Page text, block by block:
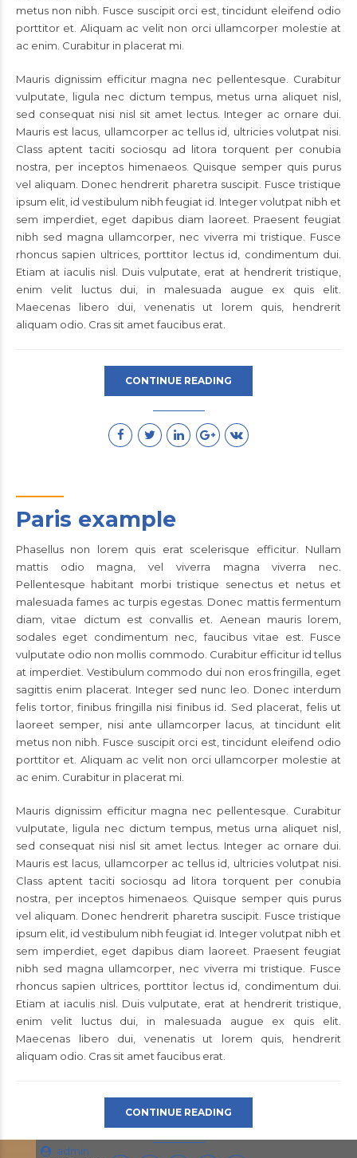
metus non nibh. Fusce suscipit orci est, tincidunt eleifend odio
porttitor et. Aliquam ac velit non orci ullamcorper molestie at
ac enim. Curabitur in placerat mi.
Mauris dignissim efficitur magna nec pellentesque. Curabitur
vulputate, ligula nec dictum tempus, metus urna aliquet nisl,
sed consequat nisi nisl sit amet lectus. Integer ac ornare dui.
Mauris est lacus, ullamcorper ac tellus id, ultricies volutpat nisi.
Class aptent taciti sociosqu ad litora torquent per conubia
nostra, per inceptos himenaeos. Quisque semper quis purus
vel aliquam. Donec hendrerit pharetra suscipit. Fusce tristique
ipsum elit, id vestibulum nibh feugiat id. Integer volutpat nibh et
sem imperdiet, eget dapibus diam laoreet. Praesent feugiat
nibh sed magna ullamcorper, nec viverra mi tristique. Fusce
rhoncus sapien ultrices, porttitor lectus id, condimentum dui.
Etiam at iaculis nisl. Duis vulputate, erat at hendrerit tristique,
enim velit luctus dui, in malesuada augue ex quis elit.
Maecenas libero dui, venenatis ut lorem quis, hendrerit
aliquam odio. Cras sit amet faucibus erat.
CONTINUE READING
admin
Paris example
Phasellus non lorem quis erat scelerisque efficitur. Nullam
mattis odio magna, vel viverra magna viverra nec.
Pellentesque habitant morbi tristique senectus et netus et
malesuada fames ac turpis egestas. Donec mattis fermentum
diam, vitae dictum est convallis et. Aenean mauris lorem,
sodales eget condimentum nec, faucibus vitae est. Fusce
vulputate odio non mollis commodo. Curabitur efficitur id tellus
at imperdiet. Vestibulum commodo dui non eros fringilla, eget
sagittis enim placerat. Integer sed nunc leo. Donec interdum
felis tortor, finibus fringilla nisi finibus id. Sed placerat, felis ut
laoreet semper, nisi ante ullamcorper lacus, at tincidunt elit
metus non nibh. Fusce suscipit orci est, tincidunt eleifend odio
porttitor et. Aliquam ac velit non orci ullamcorper molestie at
ac enim. Curabitur in placerat mi.
Mauris dignissim efficitur magna nec pellentesque. Curabitur
vulputate, ligula nec dictum tempus, metus urna aliquet nisl,
sed consequat nisi nisl sit amet lectus. Integer ac ornare dui.
Mauris est lacus, ullamcorper ac tellus id, ultricies volutpat nisi.
Class aptent taciti sociosqu ad litora torquent per conubia
nostra, per inceptos himenaeos. Quisque semper quis purus
vel aliquam. Donec hendrerit pharetra suscipit. Fusce tristique
ipsum elit, id vestibulum nibh feugiat id. Integer volutpat nibh et
sem imperdiet, eget dapibus diam laoreet. Praesent feugiat
nibh sed magna ullamcorper, nec viverra mi tristique. Fusce
rhoncus sapien ultrices, porttitor lectus id, condimentum dui.
Etiam at iaculis nisl. Duis vulputate, erat at hendrerit tristique,
enim velit luctus dui, in malesuada augue ex quis elit.
Maecenas libero dui, venenatis ut lorem quis, hendrerit
aliquam odio. Cras sit amet faucibus erat.
CONTINUE READING